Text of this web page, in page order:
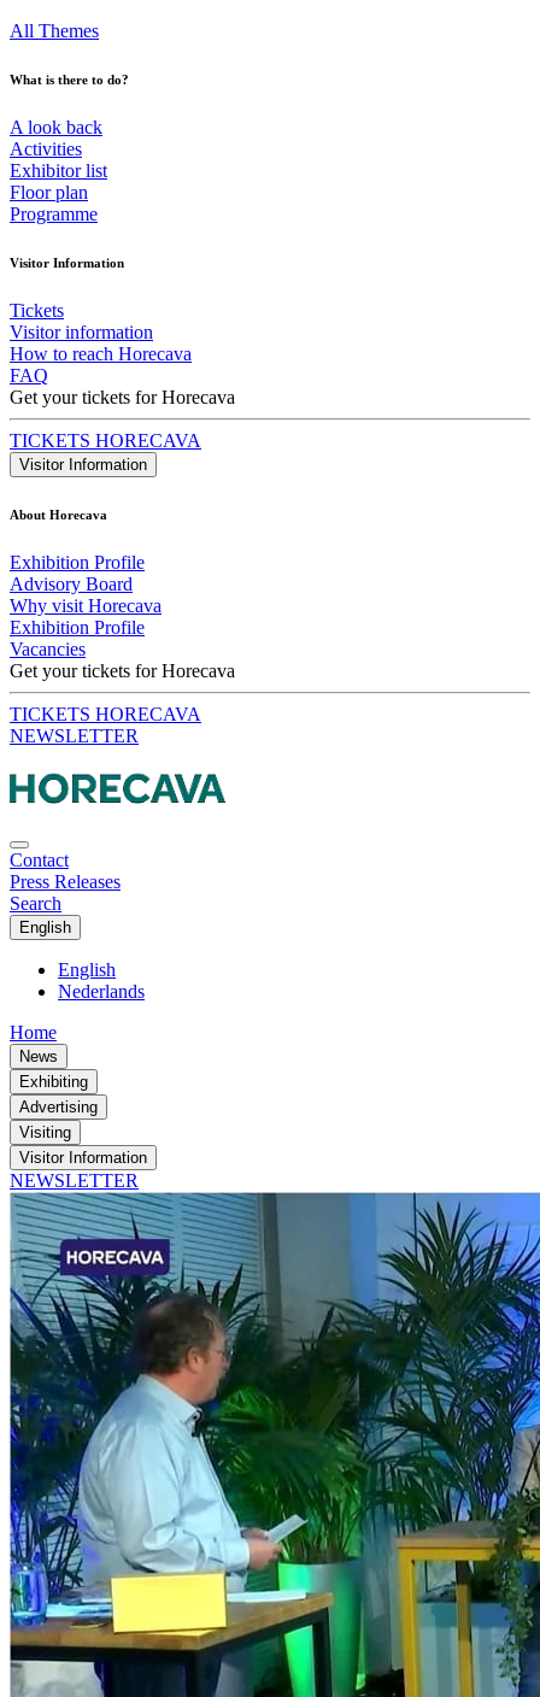
All Themes
What is there to do?
A look back
Activities
Exhibitor list
Floor plan
Programme
Visitor Information
Tickets
Visitor information
How to reach Horecava
FAQ
Get your tickets for Horecava
TICKETS HORECAVA
Visitor Information
About Horecava
Exhibition Profile
Advisory Board
Why visit Horecava
Exhibition Profile
Vacancies
Get your tickets for Horecava
TICKETS HORECAVA
NEWSLETTER
Contact
Press Releases
Search
English
English
Nederlands
Home
News
Exhibiting
Advertising
Visiting
Visitor Information
NEWSLETTER